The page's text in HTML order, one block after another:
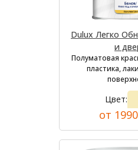
Dulux Легко
и
Полуматовая
пластика,
Цвет:
от